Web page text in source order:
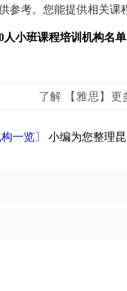
考。您能提供相关课
小班课程培训机构名
了解 【雅思】更
一览〕
小编为您整理